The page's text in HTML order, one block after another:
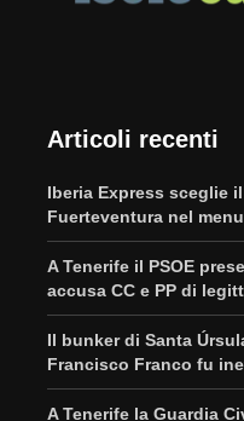
Articoli recenti
Iberia Express sceglie
Fuerteventura nel
A Tenerife il PSOE
accusa CC e PP di
Il bunker di Santa
Francisco Franco fu
A Tenerife la Guardia